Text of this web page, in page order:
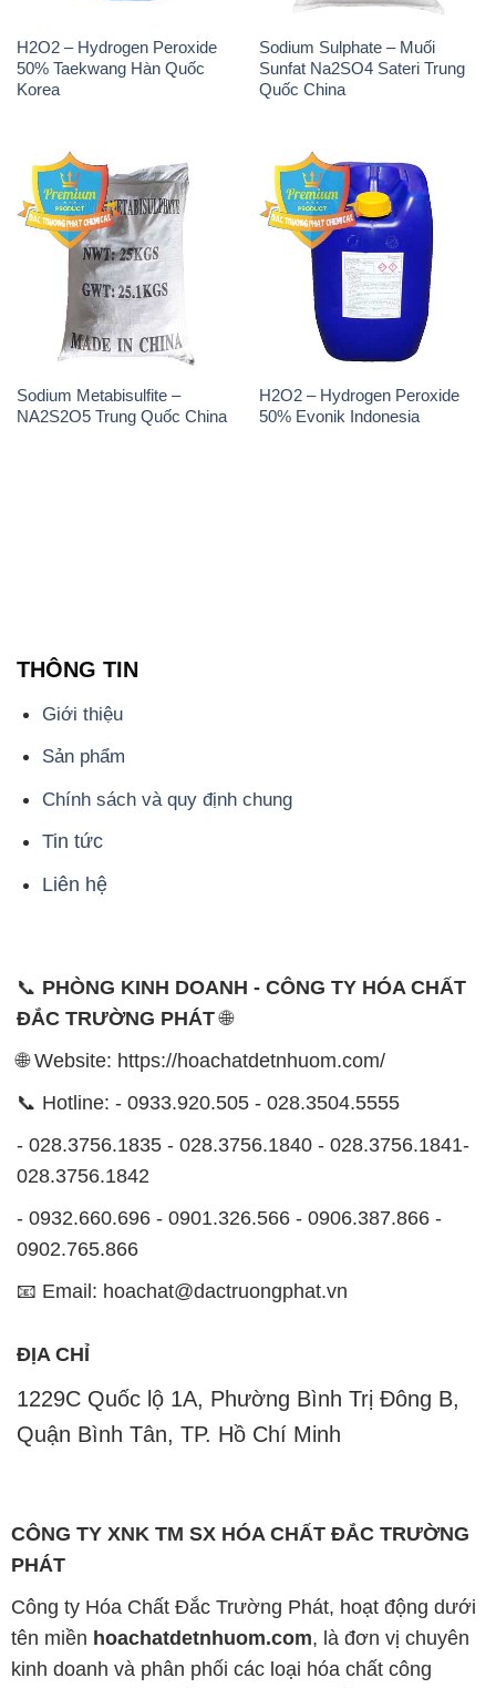
H2O2 – Hydrogen Peroxide
50% Taekwang Hàn Quốc
Korea
Sodium Sulphate – Muối
Sunfat Na2SO4 Sateri Trung
Quốc China
Sodium Metabisulfite –
NA2S2O5 Trung Quốc China
H2O2 – Hydrogen Peroxide
50% Evonik Indonesia
THÔNG TIN
Giới thiệu
Sản phẩm
Chính sách và quy định chung
Tin tức
Liên hệ
📞 PHÒNG KINH DOANH - CÔNG TY HÓA CHẤT
ĐẮC TRƯỜNG PHÁT🌐
🌐 Website: https://hoachatdetnhuom.com/
📞 Hotline: - 0933.920.505 - 028.3504.5555
- 028.3756.1835 - 028.3756.1840 - 028.3756.1841-
028.3756.1842
- 0932.660.696 - 0901.326.566 - 0906.387.866 -
0902.765.866
📧 Email: hoachat@dactruongphat.vn
ĐỊA CHỈ
1229C Quốc lộ 1A, Phường Bình Trị Đông B,
Quận Bình Tân, TP. Hồ Chí Minh
CÔNG TY XNK TM SX HÓA CHẤT ĐẮC TRƯỜNG
PHÁT
Công ty Hóa Chất Đắc Trường Phát, hoạt động dưới
tên miền hoachatdetnhuom.com, là đơn vị chuyên
kinh doanh và phân phối các loại hóa chất công